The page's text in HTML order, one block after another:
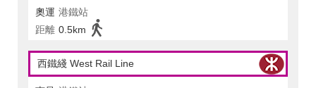
奧運 港鐵站
距離 0.5km
西鐵綫 West Rail Line